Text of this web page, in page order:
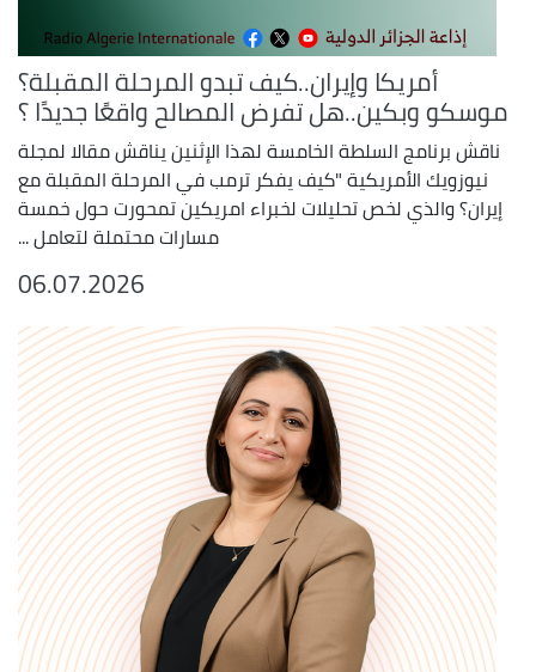
أمريكا وإيران..كيف تبدو المرحلة المقبلة؟
موسكو وبكين..هل تفرض المصالح واقعًا جديدًا ؟
ناقش برنامج السلطة الخامسة لهذا الإثنين يناقش مقالا لمجلة
نيوزويك الأمريكية "كيف يفكر ترمب في المرحلة المقبلة مع
إيران؟ والذي لخص تحليلات لخبراء امريكين تمحورت حول خمسة
مسارات محتملة لتعامل ...
06.07.2026